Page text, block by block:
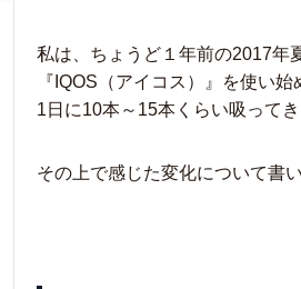
私は、ちょうど１年前の2017年
『IQOS（アイコス）』を使い
1日に10本～15本くらい吸ってき
その上で感じた変化について書